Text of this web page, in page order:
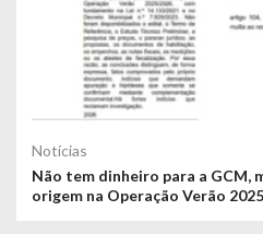
Notícias
Não tem dinheiro para a GCM,
origem na Operação Verão